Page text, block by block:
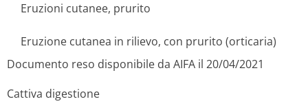
Eruzioni cutanee, prurito
Eruzione cutanea in rilievo, con prurito (orticaria)
Documento reso disponibile da AIFA il 20/04/2021
Cattiva digestione